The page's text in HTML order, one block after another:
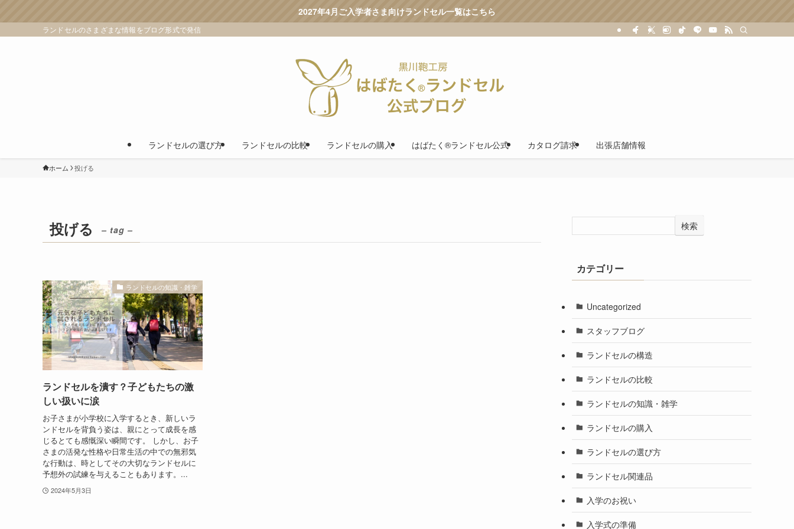
2027年4月ご入学者さま向けランドセル一覧はこちら
ランドセルのさまざまな情報をブログ形式で発信
ランドセルの選び方 ランドセルの比較 ランドセルの購入 はばたく®ランドセル公式 カタログ請求 出張店舗情報
ホーム 投げる
投げる – tag –
ランドセルの知識・雑学
ランドセルを潰す？子どもたちの激
しい扱いに涙
お子さまが小学校に入学するとき、新しいラ
ンドセルを背負う姿は、親にとって成長を感
じるとても感慨深い瞬間です。 しかし、お子
さまの活発な性格や日常生活の中での無邪気
な行動は、時としてその大切なランドセルに
予想外の試練を与えることもあります。...
2024年5月3日
検索
カテゴリー
Uncategorized
スタッフブログ
ランドセルの構造
ランドセルの比較
ランドセルの知識・雑学
ランドセルの購入
ランドセルの選び方
ランドセル関連品
入学のお祝い
入学式の準備